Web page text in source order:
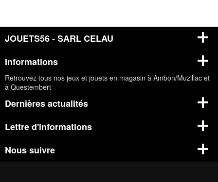
JOUETS56 - SARL CELAU
Informations
Retrouvez tous nos jeux et jouets en magasin à Ambon/Muzillac et
à Questembert
Dernières actualités
Lettre d'informations
Nous suivre